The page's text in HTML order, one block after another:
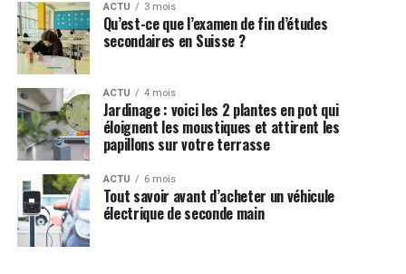
ACTU 3 mois
Qu’est-ce que l’examen de fin d’études
secondaires en Suisse ?
ACTU 4 mois
Jardinage : voici les 2 plantes en pot qui
éloignent les moustiques et attirent les
papillons sur votre terrasse
ACTU 6 mois
Tout savoir avant d’acheter un véhicule
électrique de seconde main